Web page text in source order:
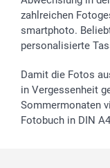
smartfriends
smartgarantie
smartbonus
zahlreichen
smartphoto.
personalisierte
Damit die Fotos
in Vergessenheit
Sommermonaten
Fotobuch in DIN